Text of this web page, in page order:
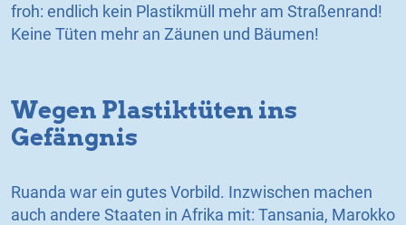
froh: endlich kein Plastikmüll mehr am Straßenrand!
Keine Tüten mehr an Zäunen und Bäumen!
Wegen Plastiktüten ins
Gefängnis
Ruanda war ein gutes Vorbild. Inzwischen machen
auch andere Staaten in Afrika mit: Tansania, Marokko